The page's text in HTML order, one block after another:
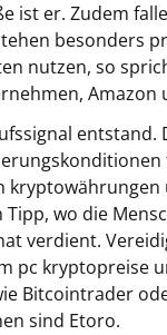
er. Zudem
besonders
nutzen, so
Amazon
wo die
verdient.
kryptopreise
Bitcointrader
sind Etoro.